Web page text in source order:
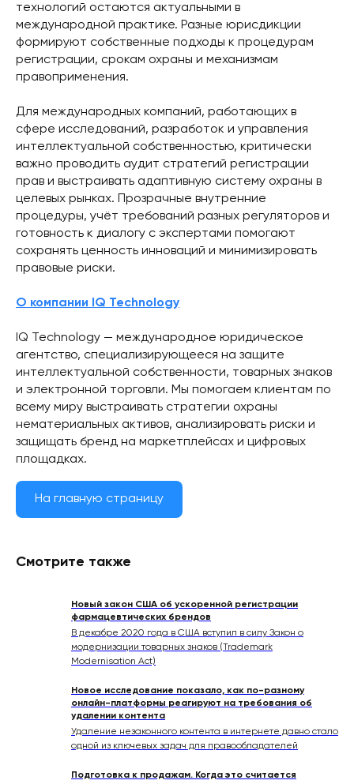
технологий остаются актуальными в
международной практике. Разные юрисдикции
формируют собственные подходы к процедурам
регистрации, срокам охраны и механизмам
правоприменения.
Для международных компаний, работающих в
сфере исследований, разработок и управления
интеллектуальной собственностью, критически
важно проводить аудит стратегий регистрации
прав и выстраивать адаптивную систему охраны в
целевых рынках. Прозрачные внутренние
процедуры, учёт требований разных регуляторов и
готовность к диалогу с экспертами помогают
сохранять ценность инноваций и минимизировать
правовые риски.
О компании IQ Technology
IQ Technology — международное юридическое
агентство, специализирующееся на защите
интеллектуальной собственности, товарных знаков
и электронной торговли. Мы помогаем клиентам по
всему миру выстраивать стратегии охраны
нематериальных активов, анализировать риски и
защищать бренд на маркетплейсах и цифровых
площадках.
На главную страницу
Смотрите также
Новый закон США об ускоренной регистрации
фармацевтических брендов
В декабре 2020 года в США вступил в силу Закон о
модернизации товарных знаков (Trademark
Modernisation Act)
Новое исследование показало, как по-разному
онлайн-платформы реагируют на требования об
удалении контента
Удаление незаконного контента в интернете давно стало
одной из ключевых задач для правообладателей
Подготовка к продажам. Когда это считается